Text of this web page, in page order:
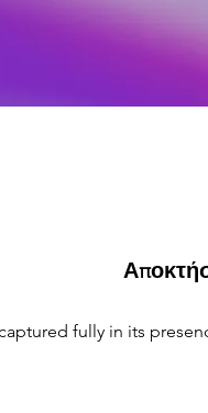
fully in its